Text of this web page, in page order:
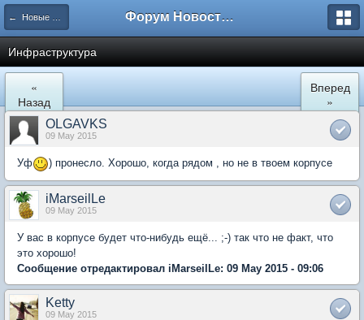
← Новые Водники Форум Новостройки
Инфраструктура
«
Назад
Вперед
»
OLGAVKS
09 May 2015
Уф ) пронесло. Хорошо, когда рядом , но не в твоем корпусе
iMarseilLe
09 May 2015
У вас в корпусе будет что-нибудь ещё... ;-) так что не факт, что
это хорошо!
Сообщение отредактировал iMarseilLe: 09 May 2015 - 09:06
Ketty
09 May 2015